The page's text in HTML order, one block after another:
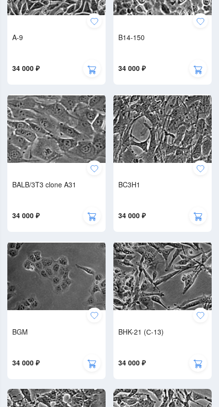
A-9
34 000 ₽
B14-150
34 000 ₽
BALB/3T3 clone A31
34 000 ₽
BC3H1
34 000 ₽
BGM
34 000 ₽
BHK-21 (С-13)
34 000 ₽